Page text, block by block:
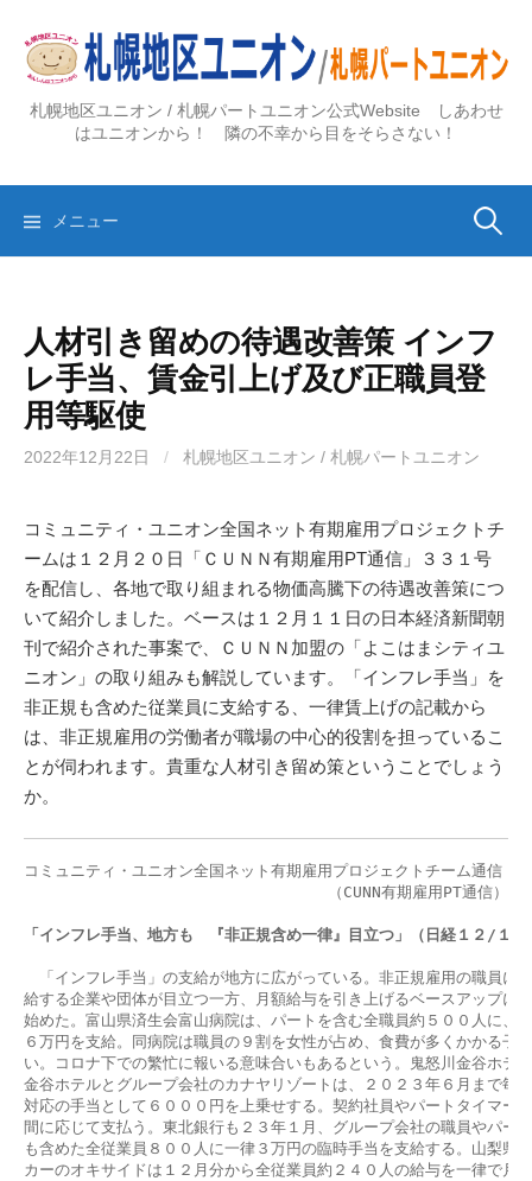
ス
札幌地区ユニオン / 札幌パートユニオン公式Website しあわせ
はユニオンから！ 隣の不幸から目をそらさない！
メニュー 検
人材引き留めの待遇改善策 インフ
レ手当、賃金引上げ及び正職員登
用等駆使
2022年12月22日 / 札幌地区ユニオン / 札幌パートユニオン
コミュニティ・ユニオン全国ネット有期雇用プロジェクトチ
ームは１２月２０日「ＣＵＮＮ有期雇用PT通信」３３１号
を配信し、各地で取り組まれる物価高騰下の待遇改善策につ
いて紹介しました。ベースは１２月１１日の日本経済新聞朝
刊で紹介された事案で、ＣＵＮＮ加盟の「よこはまシティユ
ニオン」の取り組みも解説しています。「インフレ手当」を
非正規も含めた従業員に支給する、一律賃上げの記載から
は、非正規雇用の労働者が職場の中心的役割を担っているこ
とが伺われます。貴重な人材引き留め策ということでしょう
か。
コミュニティ・ユニオン全国ネット有期雇用プロジェクトチーム通信
（CUNN有期雇用PT通信）３
「インフレ手当、地方も　『非正規含め一律』目立つ」（日経１２/１１
「インフレ手当」の支給が地方に広がっている。非正規雇用の職員に
給する企業や団体が目立つ一方、月額給与を引き上げるベースアップに
始めた。富山県済生会富山病院は、パートを含む全職員約５００人に、
６万円を支給。同病院は職員の９割を女性が占め、食費が多くかかる子
い。コロナ下での繁忙に報いる意味合いもあるという。鬼怒川金谷ホテ
金谷ホテルとグループ会社のカナヤリゾートは、２０２３年６月まで毎
対応の手当として６０００円を上乗せする。契約社員やパートタイマー
間に応じて支払う。東北銀行も２３年１月、グループ会社の職員やパー
も含めた全従業員８００人に一律３万円の臨時手当を支給する。山梨県
カーのオキサイドは１２月分から全従業員約２４０人の給与を一律で月